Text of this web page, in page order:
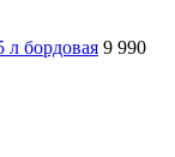
л бордовая 9 990